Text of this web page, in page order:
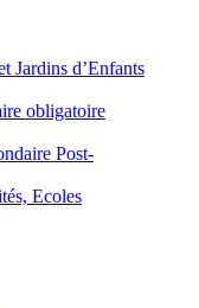
Jardins d’Enfants
obligatoire
Post-
Ecoles